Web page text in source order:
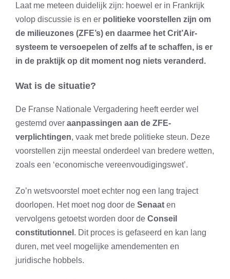
Laat me meteen duidelijk zijn: hoewel er in Frankrijk
volop discussie is en er politieke voorstellen zijn om
de milieuzones (ZFE’s) en daarmee het Crit’Air-
systeem te versoepelen of zelfs af te schaffen, is er
in de praktijk op dit moment nog niets veranderd.
Wat is de situatie?
De Franse Nationale Vergadering heeft eerder wel
gestemd over aanpassingen aan de ZFE-
verplichtingen, vaak met brede politieke steun. Deze
voorstellen zijn meestal onderdeel van bredere wetten,
zoals een ‘economische vereenvoudigingswet’.
Zo’n wetsvoorstel moet echter nog een lang traject
doorlopen. Het moet nog door de Senaat en
vervolgens getoetst worden door de Conseil
constitutionnel . Dit proces is gefaseerd en kan lang
duren, met veel mogelijke amendementen en
juridische hobbels.